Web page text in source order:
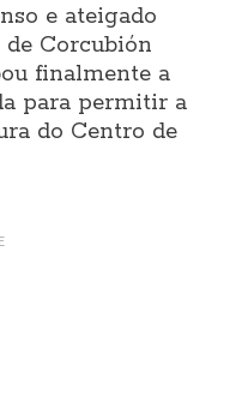
e ateigado
de Corcubión
finalmente a
para permitir a
do Centro de